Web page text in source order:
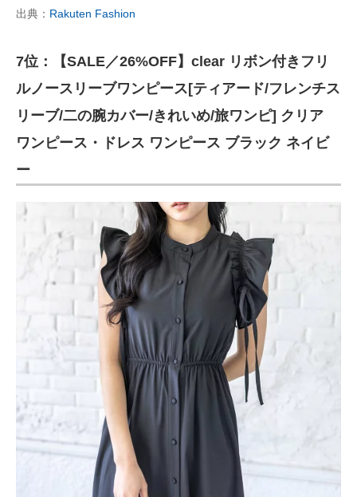
出典： Rakuten Fashion
7位：【SALE／26%OFF】clear リボン付きフリ
ルノースリーブワンピース[ティアード/フレンチス
リーブ/二の腕カバー/きれいめ/旅ワンピ] クリア
ワンピース・ドレス ワンピース ブラック ネイビ
ー